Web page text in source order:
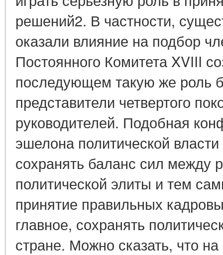
решений2. В частности,
оказали влияние на подбор
Постоянного Комитета XVIII
последующем такую же роль
представители четвертого
руководителей. Подобная
эшелона политической
сохранять баланс сил между
политической элиты и тем
принятие правильных
главное, сохранять
стране. Можно сказать, что